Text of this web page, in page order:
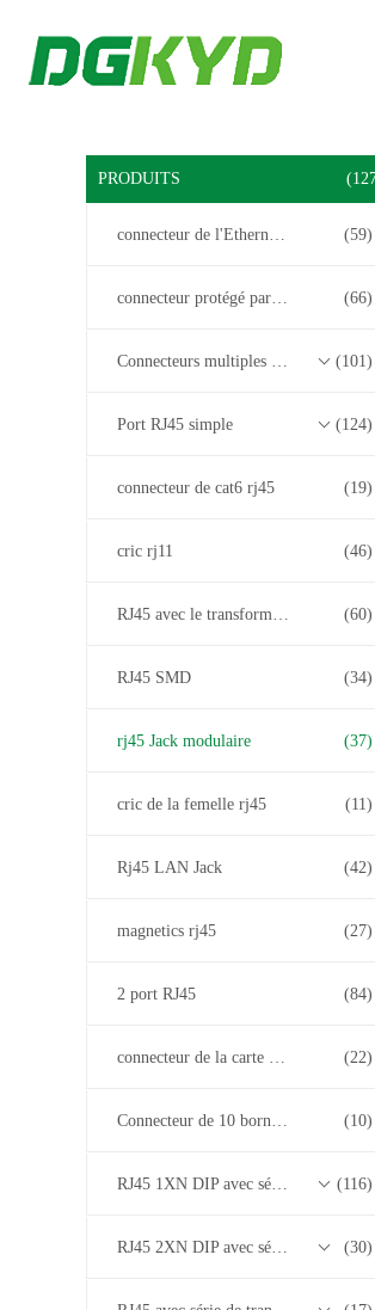
PRODUITS
connecteur de l'Ethernet rj45 (59)
connecteur protégé par rj45 (66)
Connecteurs multiples du port RJ45 (101)
Port RJ45 simple (124)
connecteur de cat6 rj45 (19)
cric rj11 (46)
RJ45 avec le transformateur (60)
RJ45 SMD (34)
rj45 Jack modulaire (37)
cric de la femelle rj45 (11)
Rj45 LAN Jack (42)
magnetics rj45 (27)
2 port RJ45 (84)
connecteur de la carte PCB rj45 (22)
Connecteur de 10 bornes RJ45 (10)
RJ45 1XN DIP avec série de transformateurs base-T 10/100/1000M (116)
RJ45 2XN DIP avec série de transformateurs base-T 10/100/1000M (30)